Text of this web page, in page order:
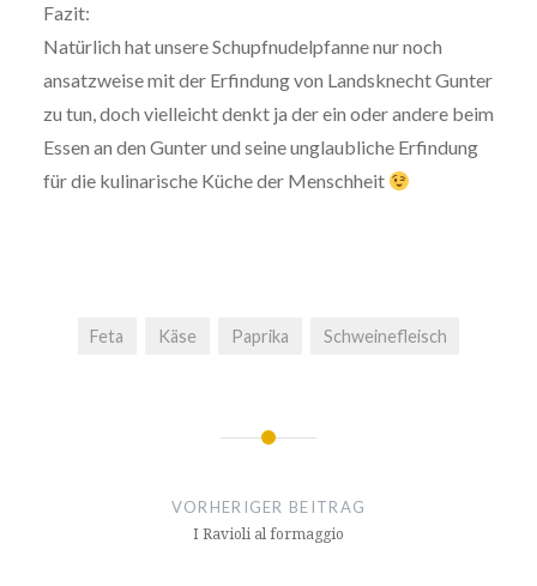
Fazit:
Natürlich hat unsere Schupf­nu­del­pfan­ne nur noch
ansatz­wei­se mit der Erfindung von Lands­knecht Gunter
zu tun, doch viel­leicht denkt ja der ein oder andere beim
Essen an den Gunter und seine unglaub­li­che Erfindung
für die kuli­na­ri­sche Küche der Menschheit
Feta Käse Paprika Schweinefleisch
Beitragsnavigation
VORHERIGER BEITRAG
I Ravioli al formaggio